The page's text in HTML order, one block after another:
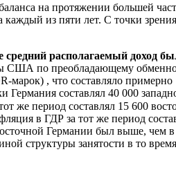
на протяжении большей
каждый из пяти лет. С точки
средний располагаемый доход
США по преобладающему
марок) , что составляло
составлял 40 000
же период составлял 15 600
в ГДР за тот же период
Германии был выше, чем
структуры занятости в то